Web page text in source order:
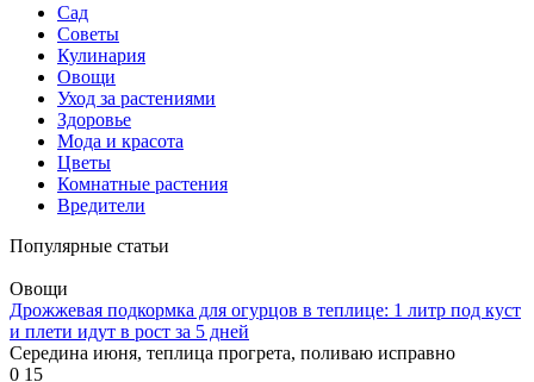
Сад
Советы
Кулинария
Овощи
Уход за растениями
Здоровье
Мода и красота
Цветы
Комнатные растения
Вредители
Популярные статьи
Овощи
Дрожжевая подкормка для огурцов в теплице: 1 литр под куст
и плети идут в рост за 5 дней
Середина июня, теплица прогрета, поливаю исправно
0 15